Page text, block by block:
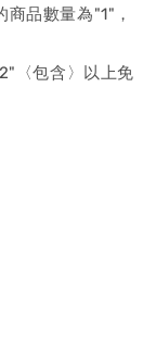
品數量為"1"，
〈包含〉以上免